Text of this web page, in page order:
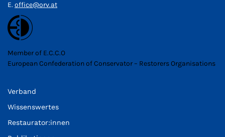
E. office@orv.at
Member of E.C.C.O
European Confederation of Conservator – Restorers Organisations
Verband
Wissenswertes
Restaurator:innen